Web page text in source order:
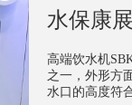
美国资深
水保康
高端饮水机
之一，外形方
水口的高度符